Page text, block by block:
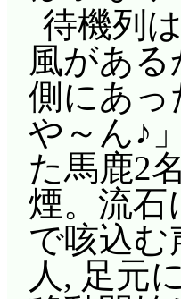
待機列
風があ
側にあっ
や～ん♪
た馬鹿2
煙。流石
で咳込む
人, 足元